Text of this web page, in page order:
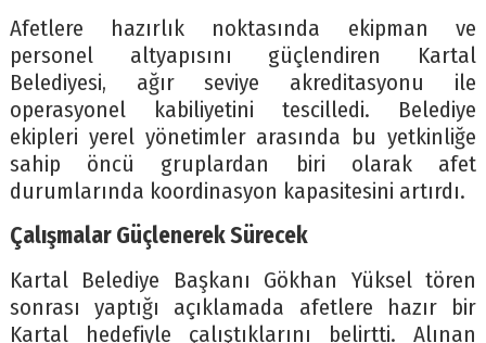
Afetlere hazırlık noktasında ekipman ve
personel altyapısını güçlendiren Kartal
Belediyesi, ağır seviye akreditasyonu ile
operasyonel kabiliyetini tescilledi. Belediye
ekipleri yerel yönetimler arasında bu yetkinliğe
sahip öncü gruplardan biri olarak afet
durumlarında koordinasyon kapasitesini artırdı.
Çalışmalar Güçlenerek Sürecek
Kartal Belediye Başkanı Gökhan Yüksel tören
sonrası yaptığı açıklamada afetlere hazır bir
Kartal hedefiyle çalıştıklarını belirtti. Alınan